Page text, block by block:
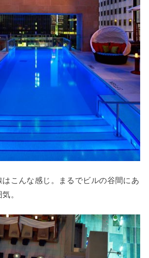
こんな感じ。まるでビルの谷間にあ
。